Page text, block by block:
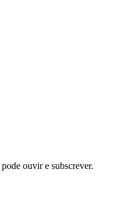
ouvir e subscrever.